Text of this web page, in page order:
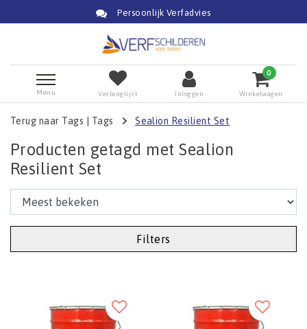
Persoonlijk Verfadvies
Menu Verlanglijst Inloggen
0
Winkelwagen
Terug naar Tags Tags Sealion Resilient Set
Producten getagd met Sealion
Resilient Set
Filters